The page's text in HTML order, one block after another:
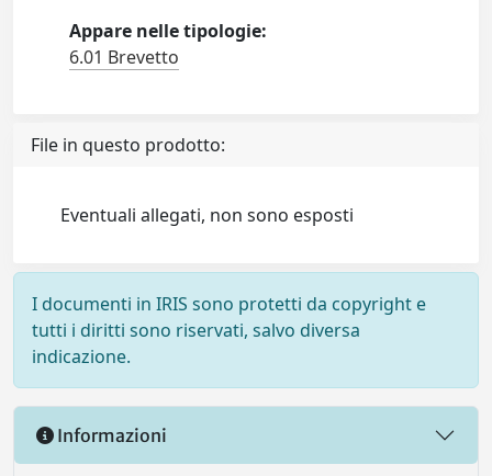
Appare nelle tipologie:
6.01 Brevetto
File in questo prodotto:
Eventuali allegati, non sono esposti
I documenti in IRIS sono protetti da copyright e
tutti i diritti sono riservati, salvo diversa
indicazione.
Informazioni